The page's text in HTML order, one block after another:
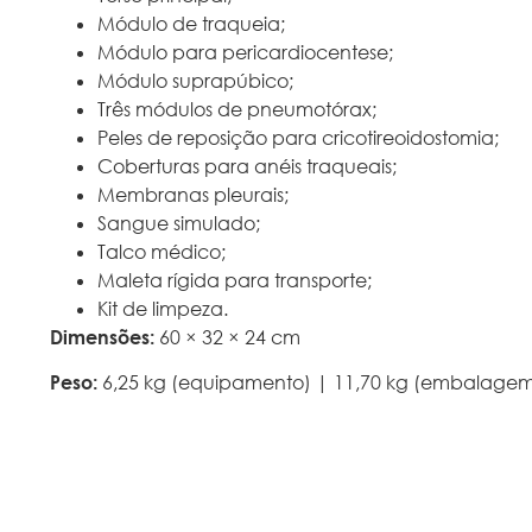
Módulo de traqueia;
Módulo para pericardiocentese;
Módulo suprapúbico;
Três módulos de pneumotórax;
Peles de reposição para cricotireoidostomia;
Coberturas para anéis traqueais;
Membranas pleurais;
Sangue simulado;
Talco médico;
Maleta rígida para transporte;
Kit de limpeza.
Dimensões: 60 × 32 × 24 cm
Peso: 6,25 kg (equipamento) | 11,70 kg